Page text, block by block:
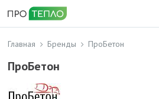
Главная Бренды ПроБетон
ПроБетон